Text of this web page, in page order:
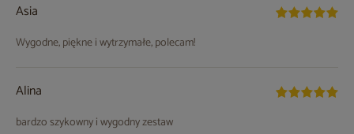
Asia
Wygodne, piękne i wytrzymałe, polecam!
Alina
bardzo szykowny i wygodny zestaw